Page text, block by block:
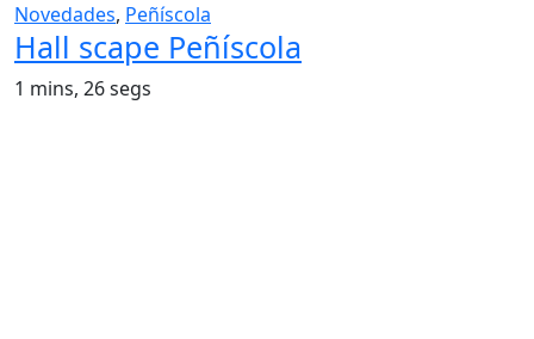
Novedades, Peñíscola
Hall scape Peñíscola
1 mins, 26 segs